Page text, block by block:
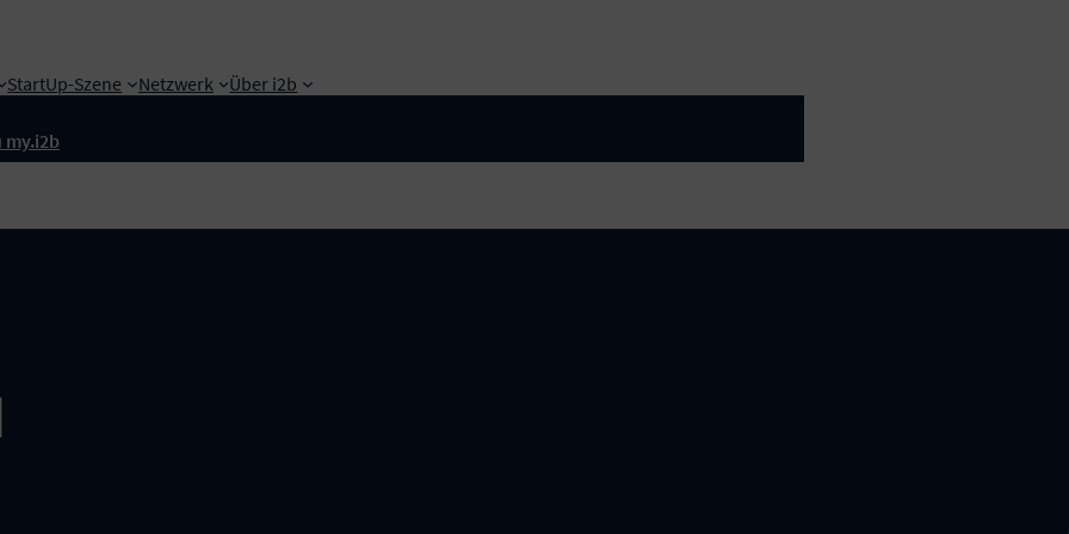
StartUp-Szene Netzwerk
Über i2b